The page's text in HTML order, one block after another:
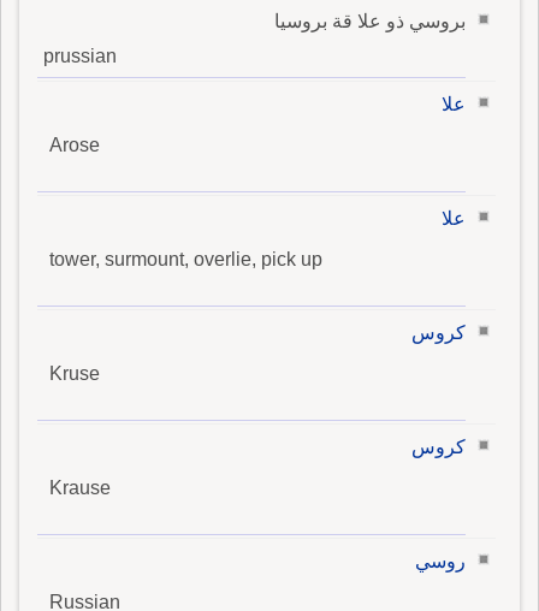
بروسي ذو علا قة بروسيا
prussian
علا
Arose
علا
tower, surmount, overlie, pick up
كروس
Kruse
كروس
Krause
روسي
Russian